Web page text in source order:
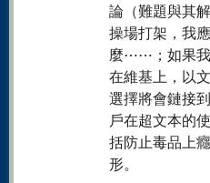
論（難題與其
操場打架，我
麼⋯⋯；如果
在維基上，以
選擇將會鏈接
戶在超文本的
括防止毒品上
形。